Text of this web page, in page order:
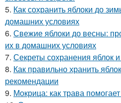
5. Как сохранить яблоки до
домашних условиях
6. Свежие яблоки до весны:
их в домашних условиях
7. Секреты сохранения яблок
8. Как правильно хранить
рекомендации
9. Мокрица: как трава